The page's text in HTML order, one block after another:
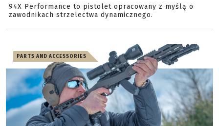
94X Performance to pistolet opracowany z myślą o
zawodnikach strzelectwa dynamicznego.
PARTS AND ACCESSORIES